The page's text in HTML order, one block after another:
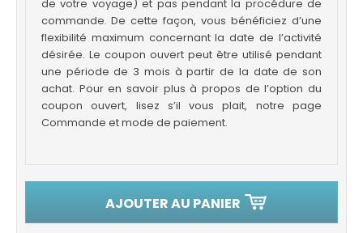
de votre voyage) et pas pendant la procédure de
commande. De cette façon, vous bénéficiez d’une
flexibilité maximum concernant la date de l’activité
désirée. Le coupon ouvert peut être utilisé pendant
une période de 3 mois à partir de la date de son
achat. Pour en savoir plus à propos de l’option du
coupon ouvert, lisez s’il vous plait, notre page
Commande et mode de paiement.
AJOUTER AU PANIER